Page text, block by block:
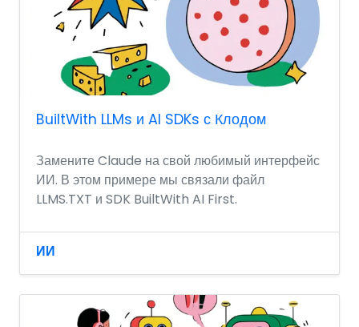
BuiltWith LLMs и AI SDKs с Клодом
Замените Claude на свой любимый интерфейс
ИИ. В этом примере мы связали файл
LLMS.TXT и SDK BuiltWith AI First.
ИИ